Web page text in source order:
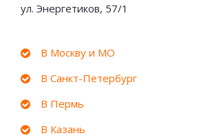
ул. Энергетиков, 57/1
В Москву и МО
В Санкт-Петербург
В Пермь
В Казань